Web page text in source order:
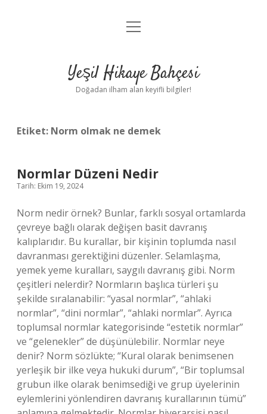
Anasayfa
Yasal Uyarı
menüyü
Yeşil Hikaye Bahçesi
Doğadan ilham alan keyifli bilgiler!
Etiket: Norm olmak ne demek
Normlar Düzeni Nedir
Tarih: Ekim 19, 2024
Norm nedir örnek? Bunlar, farklı sosyal ortamlarda
çevreye bağlı olarak değişen basit davranış
kalıplarıdır. Bu kurallar, bir kişinin toplumda nasıl
davranması gerektiğini düzenler. Selamlaşma,
yemek yeme kuralları, saygılı davranış gibi. Norm
çeşitleri nelerdir? Normların başlıca türleri şu
şekilde sıralanabilir: “yasal normlar”, “ahlaki
normlar”, “dini normlar”, “ahlaki normlar”. Ayrıca
toplumsal normlar kategorisinde “estetik normlar”
ve “gelenekler” de düşünülebilir. Normlar neye
denir? Norm sözlükte; “Kural olarak benimsenen
yerleşik bir ilke veya hukuki durum”, “Bir toplumsal
grubun ilke olarak benimsediği ve grup üyelerinin
eylemlerini yönlendiren davranış kurallarının tümü”